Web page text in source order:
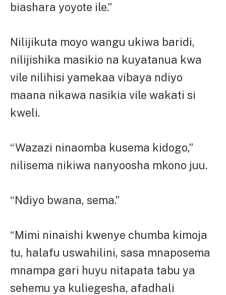
biashara yoyote ile.”
Nilijikuta moyo wangu ukiwa baridi,
nilijishika masikio na kuyatanua kwa
vile nilihisi yamekaa vibaya ndiyo
maana nikawa nasikia vile wakati si
kweli.
“Wazazi ninaomba kusema kidogo,”
nilisema nikiwa nanyoosha mkono juu.
“Ndiyo bwana, sema.”
“Mimi ninaishi kwenye chumba kimoja
tu, halafu uswahilini, sasa mnaposema
mnampa gari huyu nitapata tabu ya
sehemu ya kuliegesha, afadhali